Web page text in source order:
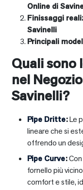
Online di
Finissaggi
Savinelli
Principali
Quali sono
nel
Savinelli?
Pipe Dritte:Le
lineare che si
offrendo un
Pipe Curve:
fornello più
comfort e stile,